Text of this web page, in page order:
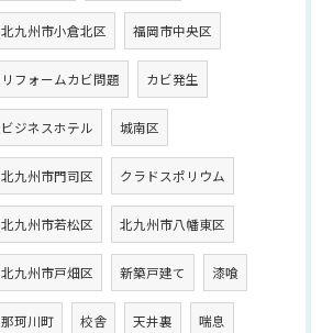
北九州市小倉北区 福岡市中央区
リフォームカビ問題 カビ発生
ビジネスホテル 城南区
北九州市門司区 クラドスポリウム
北九州市若松区 北九州市八幡東区
北九州市戸畑区 新築戸建て 漆喰
那珂川町 校舎 天井裏 喘息